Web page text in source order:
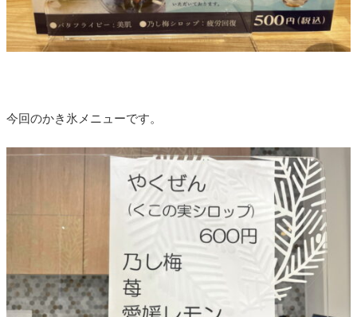
今回のかき氷メニューです。